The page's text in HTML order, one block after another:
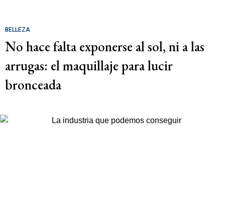
BELLEZA
No hace falta exponerse al sol, ni a las
arrugas: el maquillaje para lucir
bronceada